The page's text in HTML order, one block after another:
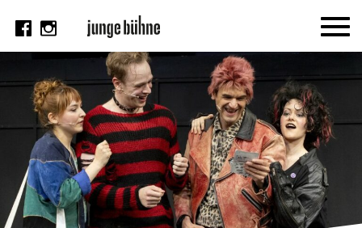
AKTUELL
Thema
Video
Kritik
DAS HEFT